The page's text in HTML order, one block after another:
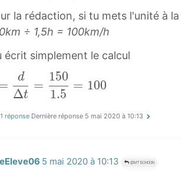
la rédaction, si tu mets l'unité à
÷ 1,5h = 100km/h
écrit simplement le calcul
Δt
d
=
1.5
150
= 100
1 réponse Dernière réponse 5 mai 2020 à 10:13
5 mai 2020 à 10:13 @MTSCHOON